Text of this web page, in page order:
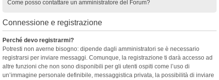
Come posso contattare un amministratore del Forum?
Connessione e registrazione
Perché devo registrarmi?
Potresti non averne bisogno: dipende dagli amministratori se è necessario
registrarsi per inviare messaggi. Comunque, la registrazione ti darà accesso ad
altre funzioni che non sono disponibili per gli utenti ospiti come l’uso di
un’immagine personale definibile, messaggistica privata, la possibilità di inviare